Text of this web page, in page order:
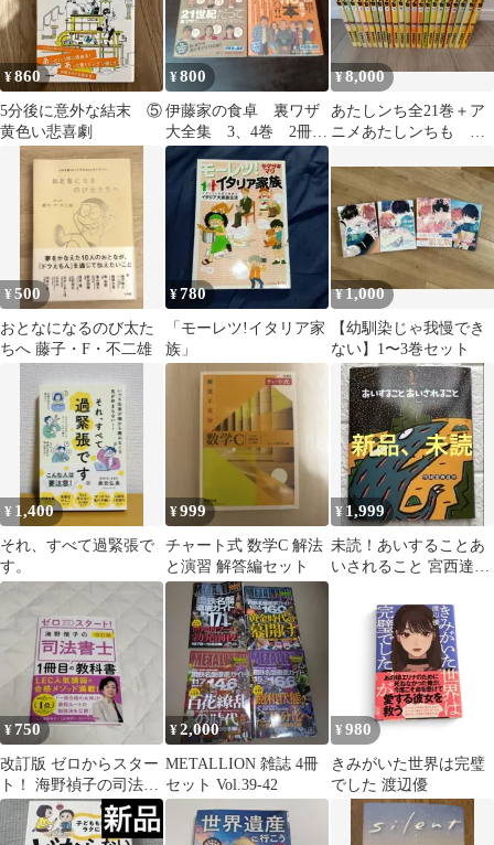
¥860
5分後に意外な結末 ⑤
黄色い悲喜劇
¥800
伊藤家の食卓 裏ワザ
大全集 3、4巻 2冊セ
ット
¥8,000
あたしンち全21巻＋ア
ニメあたしンちも 初
¥500
おとなになるのび太た
ちへ 藤子・F・不二雄
¥780
「モーレツ!イタリア家
族」
¥1,000
【幼馴染じゃ我慢でき
ない】1〜3巻セット
¥ 1,400
それ、すべて過緊張で
す。
¥999
チャート式 数学C 解法
と演習 解答編セット
¥ 1,999
未読！あいすることあ
いされること 宮西達也
¥750
改訂版 ゼロからスター
ト！ 海野禎子の司法書
士１冊目の教科書 海野
LEC
¥2,000
METALLION 雑誌 4冊
セット Vol.39-42
¥ 980
きみがいた世界は完璧
でした 渡辺優